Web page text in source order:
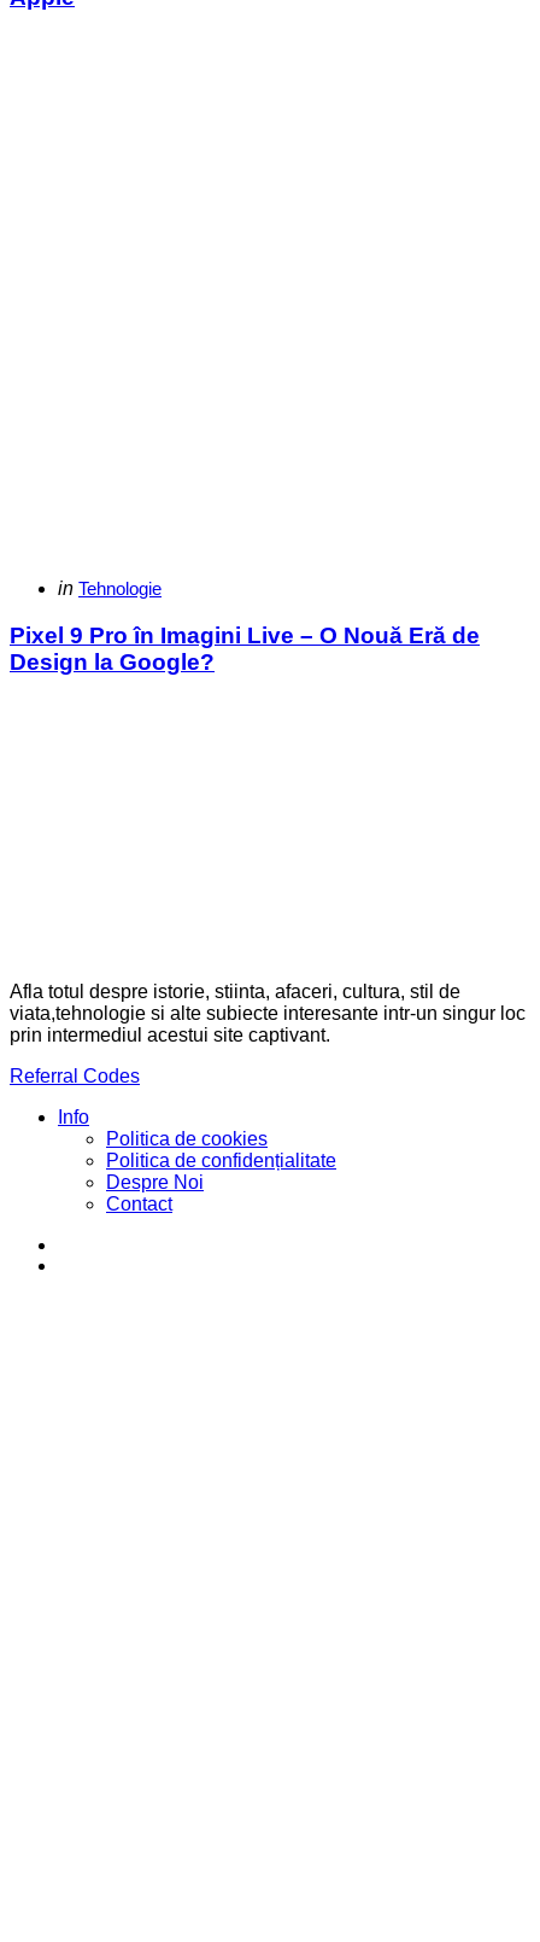
Categories
Posted
in Tehnologie
Pixel 9 Pro în Imagini Live – O Nouă Eră de
Design la Google?
Afla totul despre istorie, stiinta, afaceri, cultura, stil de
viata,tehnologie si alte subiecte interesante intr-un singur loc
prin intermediul acestui site captivant.
Referral Codes
Info
Politica de cookies
Politica de confidențialitate
Despre Noi
Contact